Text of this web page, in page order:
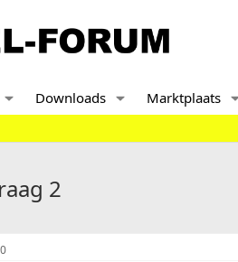
Downloads Marktplaats
2